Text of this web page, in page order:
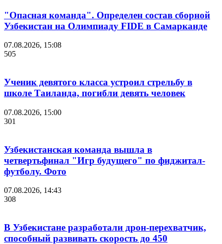
"Опасная команда". Определен состав сборной
Узбекистан на Олимпиаду FIDE в Самарканде
07.08.2026, 15:08
505
Ученик девятого класса устроил стрельбу в
школе Таиланда, погибли девять человек
07.08.2026, 15:00
301
Узбекистанская команда вышла в
четвертьфинал "Игр будущего" по фиджитал-
футболу. Фото
07.08.2026, 14:43
308
В Узбекистане разработали дрон-перехватчик,
способный развивать скорость до 450